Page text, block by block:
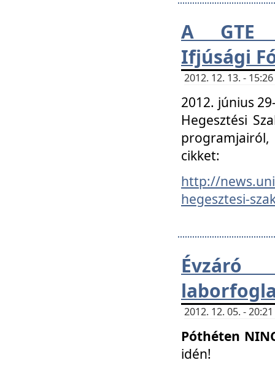
A GTE
Ifjúsági
2012. 12. 13. -
2012. június
Hegesztési
cikket:
http://
hegesztesi-
2012. 12. 05. -
Póthéten
idén!